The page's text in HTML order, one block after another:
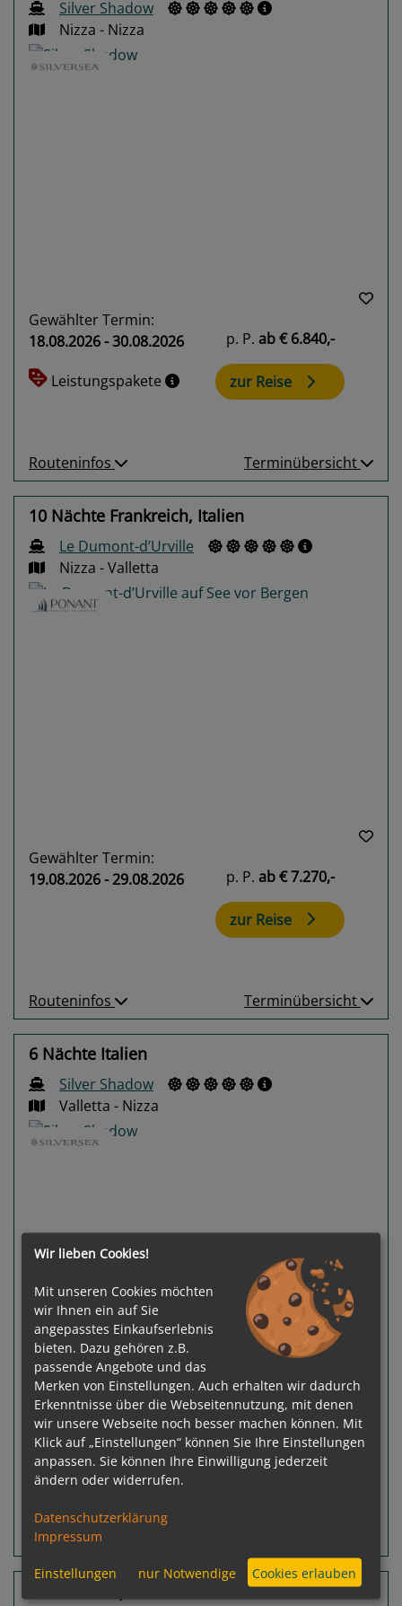
Silver Shadow
Nizza - Nizza
Gewählter Termin:
18.08.2026 - 30.08.2026
Leistungspakete
p. P. ab€ 6.840,-
zur Reise
Routeninfos Terminübersicht
10 Nächte Frankreich, Italien
Le Dumont-d’Urville
Nizza - Valletta
Gewählter Termin:
19.08.2026 - 29.08.2026
p. P. ab€ 7.270,-
zur Reise
Routeninfos Terminübersicht
6 Nächte Italien
Silver Shadow
Valletta - Nizza
Previous
Gewählter Termin:
24.08.2026 - 30.08.2026
Leistungspakete
p. P.ab€ 3.680,-
zur Reise
Routeninfos
24 Nächte Spanien, Frankreich, Italien
Wir lieben Cookies!
Mit unseren Cookies möchten
wir Ihnen ein auf Sie
angepasstes Einkaufserlebnis
bieten. Dazu gehören z.B.
passende Angebote und das
Merken von Einstellungen. Auch erhalten wir dadurch
Erkenntnisse über die Webseitennutzung, mit denen
wir unsere Webseite noch besser machen können. Mit
Klick auf „Einstellungen“ können Sie Ihre Einstellungen
anpassen. Sie können Ihre Einwilligung jederzeit
ändern oder widerrufen.
Datenschutzerklärung
Impressum
Einstellungen nur Notwendige Cookies erlauben